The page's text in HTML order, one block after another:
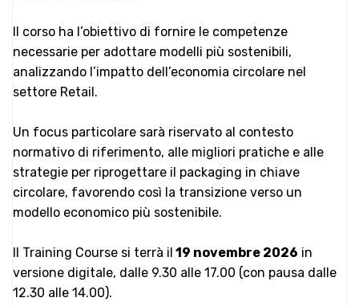
Il corso ha l’obiettivo di fornire le competenze
necessarie per adottare modelli più sostenibili,
analizzando l’impatto dell’economia circolare nel
settore Retail.
Un focus particolare sarà riservato al contesto
normativo di riferimento, alle migliori pratiche e alle
strategie per riprogettare il packaging in chiave
circolare, favorendo così la transizione verso un
modello economico più sostenibile.
Il Training Course si terrà il 19 novembre 2026 in
versione digitale, dalle 9.30 alle 17.00 (con pausa dalle
12.30 alle 14.00).